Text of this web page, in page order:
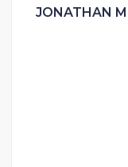
JONATHAN